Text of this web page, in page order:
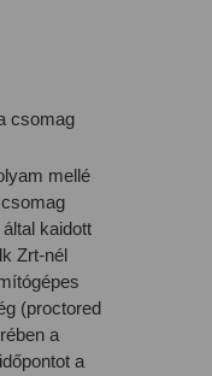
csomag
mellé
kaidott
Zrt-nél
(proctored
a
a